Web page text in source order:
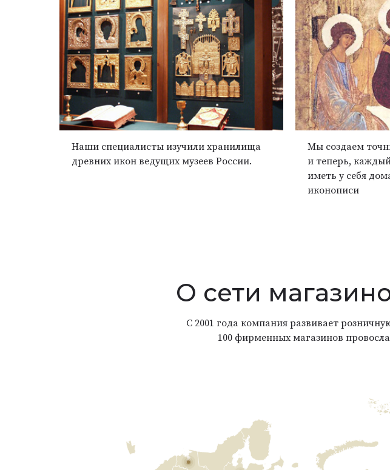
Наши специалисты изучили хранилища
древних икон ведущих музеев России.
Мы создаем
и теперь,
иметь у себя
иконописи
О сети
С 2001 года компания развивает
100 фирменных магазинов